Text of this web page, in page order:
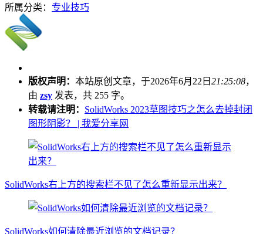
所属分类： 专业技巧
版权声明： 本站原创文章，于2026年6月22日 21:25:08，
由 zsy 发表，共 255 字。
转载请注明： SolidWorks 2023草图技巧之怎么去掉封闭
图形阴影？ | 我爱分享网
SolidWorks右上方的搜索栏不见了怎么重新显示出来？
SolidWorks如何清除最近浏览的文档记录？